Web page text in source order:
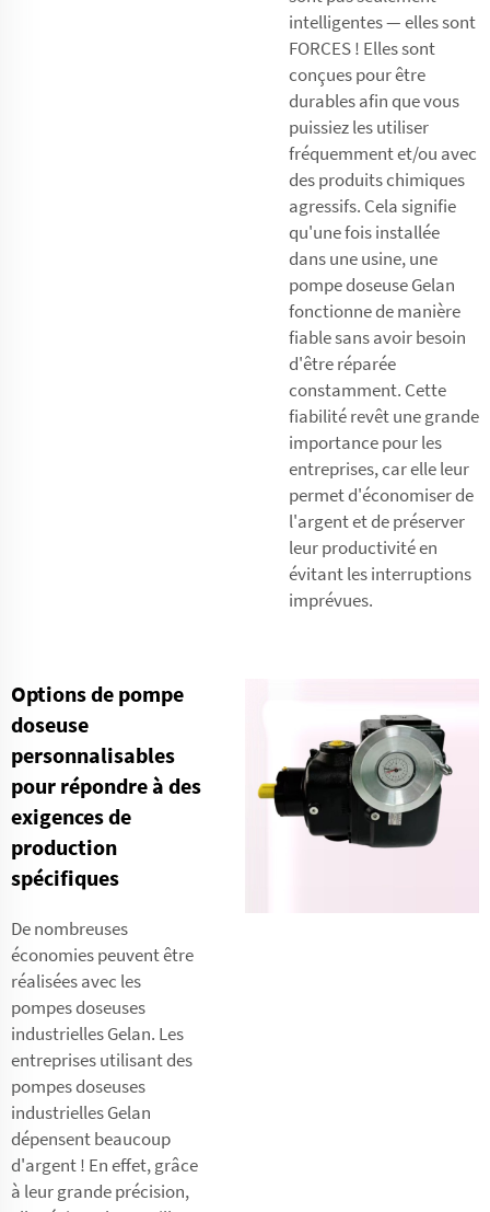
intelligentes — elles sont
FORCES ! Elles sont
conçues pour être
durables afin que vous
puissiez les utiliser
fréquemment et/ou avec
des produits chimiques
agressifs. Cela signifie
qu'une fois installée
dans une usine, une
pompe doseuse Gelan
fonctionne de manière
fiable sans avoir besoin
d'être réparée
constamment. Cette
fiabilité revêt une grande
importance pour les
entreprises, car elle leur
permet d'économiser de
l'argent et de préserver
leur productivité en
évitant les interruptions
imprévues.
Options de pompe
doseuse
personnalisables
pour répondre à des
exigences de
production
spécifiques
De nombreuses
économies peuvent être
réalisées avec les
pompes doseuses
industrielles Gelan. Les
entreprises utilisant des
pompes doseuses
industrielles Gelan
dépensent beaucoup
d'argent ! En effet, grâce
à leur grande précision,